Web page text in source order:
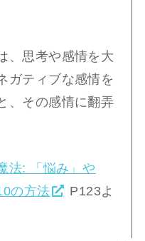
、思考や感情を大
ガティブな感情を
、その感情に翻弄
法: 「悩み」や
の方法
P123よ